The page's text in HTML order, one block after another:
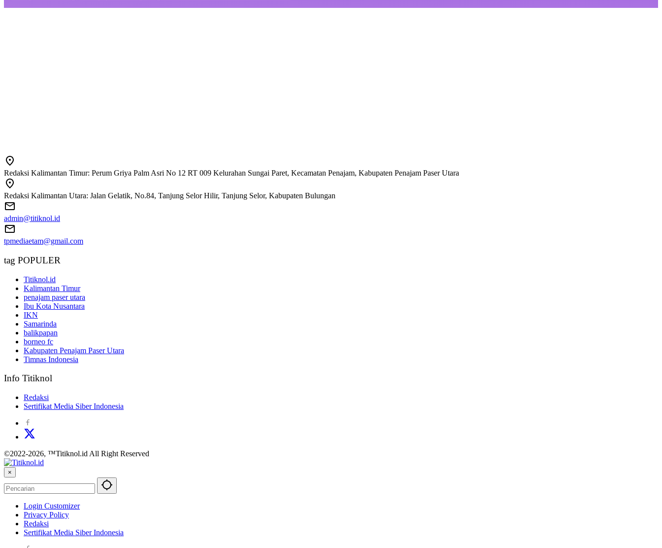
Redaksi Kalimantan Timur: Perum Griya Palm Asri No 12 RT 009 Kelurahan Sungai Paret, Kecamatan Penajam, Kabupaten Penajam Paser Utara
Redaksi Kalimantan Utara: Jalan Gelatik, No.84, Tanjung Selor Hilir, Tanjung Selor, Kabupaten Bulungan
admin@titiknol.id
tpmediaetam@gmail.com
tag POPULER
Titiknol.id
Kalimantan Timur
penajam paser utara
Ibu Kota Nusantara
IKN
Samarinda
balikpapan
borneo fc
Kabupaten Penajam Paser Utara
Timnas Indonesia
Info Titiknol
Redaksi
Sertifikat Media Siber Indonesia
©2022-2026, ™Titiknol.id All Right Reserved
×
Login Customizer
Privacy Policy
Redaksi
Sertifikat Media Siber Indonesia